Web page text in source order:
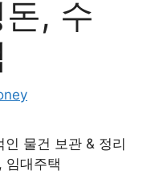
, 수
인 물건 보관 & 정리
임대주택